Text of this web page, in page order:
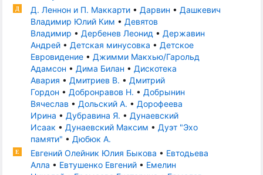
Д Д. Леннон и П. Маккарти • Дарвин • Дашкевич
Владимир Юлий Ким • Девятов
Владимир • Дербенев Леонид • Державин
Андрей • Детская минусовка • Детское
Евровидение • Джимми Макхью/Гарольд
Адамсон • Дима Билан • Дискотека
Авария • Дмитриев В. • Дмитрий
Гордон • Добронравов Н. • Добрынин
Вячеслав • Дольский А. • Дорофеева
Ирина • Дубравина Я. • Дунаевский
Исаак • Дунаевский Максим • Дуэт "Эхо
памяти" • Дюбюк А.
Е Евгений Олейник Юлия Быкова • Евтодьева
Алла • Евтушенко Евгений • Емелин